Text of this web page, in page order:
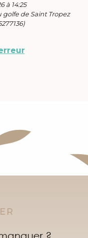
à 14:25
de Saint Tropez
)
?